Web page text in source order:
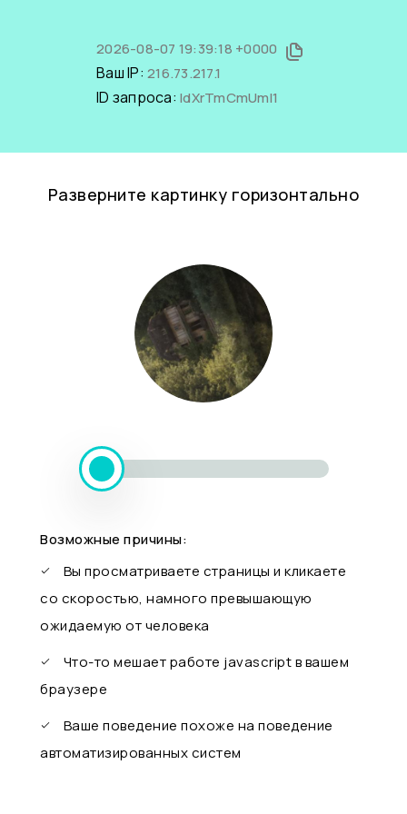
2026-08-07 19:39:18 +0000
Ваш IP: 216.73.217.1
ID запроса: IdXrTmCmUmI1
Разверните картинку горизонтально
Возможные причины:
Вы просматриваете страницы и кликаете
со скоростью, намного превышающую
ожидаемую от человека
Что-то мешает работе javascript в вашем
браузере
Ваше поведение похоже на поведение
автоматизированных систем